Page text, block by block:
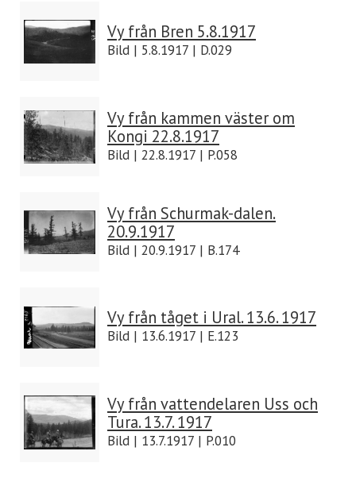
Vy från Bren 5.8.1917
Bild | 5.8.1917 | D.029
Vy från kammen väster om
Kongi 22.8.1917
Bild | 22.8.1917 | P.058
Vy från Schurmak-dalen.
20.9.1917
Bild | 20.9.1917 | B.174
Vy från tåget i Ural. 13.6. 1917
Bild | 13.6.1917 | E.123
Vy från vattendelaren Uss och
Tura. 13.7. 1917
Bild | 13.7.1917 | P.010